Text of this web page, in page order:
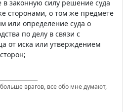
в законную силу решение суда
сторонами, о том же предмете
или определение суда о
по делу в связи с
от иска или утверждением
врагов, все обо мне думают,